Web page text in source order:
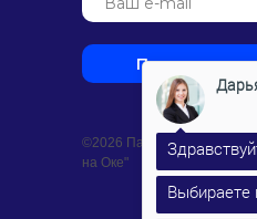
©2026 Парк-отель
на Оке"
Подписаться
Выбираете